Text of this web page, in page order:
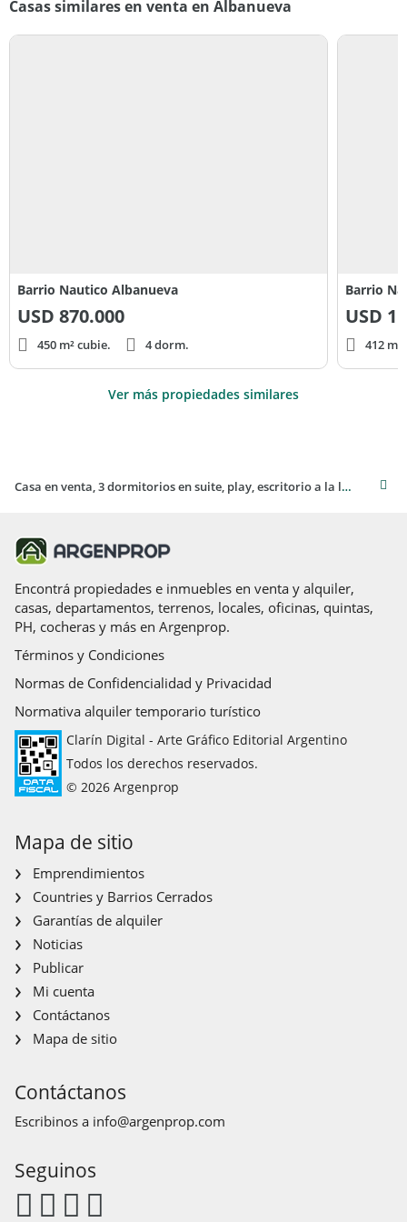
Casas similares en venta en Albanueva
Barrio Nautico Albanueva
USD 870.000
450 m² cubie. 4 dorm.
Barrio
USD
412
Ver más propiedades similares
Casa en venta, 3 dormitorios en suite, play, escritorio a la laguna, Albanueva Barrio Náutico Tigre
Encontrá propiedades e inmuebles en venta y alquiler,
casas, departamentos, terrenos, locales, oficinas, quintas,
PH, cocheras y más en Argenprop.
Términos y Condiciones
Normas de Confidencialidad y Privacidad
Normativa alquiler temporario turístico
Clarín Digital - Arte Gráfico Editorial Argentino
Todos los derechos reservados.
© 2026 Argenprop
Mapa de sitio
Emprendimientos
Countries y Barrios Cerrados
Garantías de alquiler
Noticias
Publicar
Mi cuenta
Contáctanos
Mapa de sitio
Contáctanos
Escribinos a info@argenprop.com
Seguinos